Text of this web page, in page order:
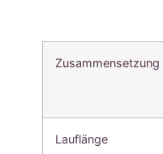
Zusammensetzung
Lauflänge